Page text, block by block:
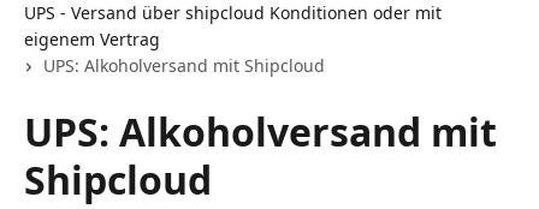
UPS - Versand über shipcloud Konditionen oder mit
eigenem Vertrag
UPS: Alkoholversand mit Shipcloud
UPS: Alkoholversand mit
Shipcloud